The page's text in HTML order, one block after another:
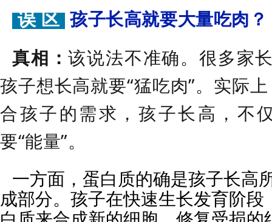
误 区 孩子长高就要大量吃肉？
真相：该说法不准确。很多家
孩子想长高就要“猛吃肉”。实际
合孩子的需求，孩子长高，不
要“能量”。
一方面，蛋白质的确是孩子长高
成部分。孩子在快速生长发育阶